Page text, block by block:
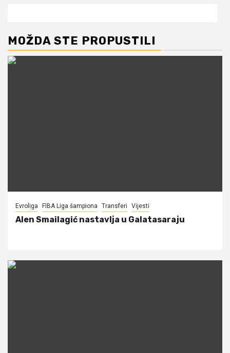
MOŽDA STE PROPUSTILI
Evroliga FIBA Liga šampiona Transferi Vijesti
Alen Smailagić nastavlja u Galatasaraju